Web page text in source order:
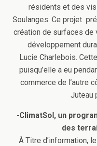
résidents et des
Soulanges. Ce projet
création de surfaces de
développement
Lucie Charlebois.
puisqu’elle a eu
commerce de l’autre
Juteau
-ClimatSol, un
des
À Titre d’information,